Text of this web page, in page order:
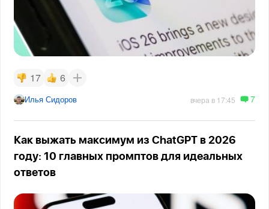
17 6
Илья Сидоров вчера в 17:45 7
Как выжать максимум из ChatGPT в 2026
году: 10 главных промптов для идеальных
ответов